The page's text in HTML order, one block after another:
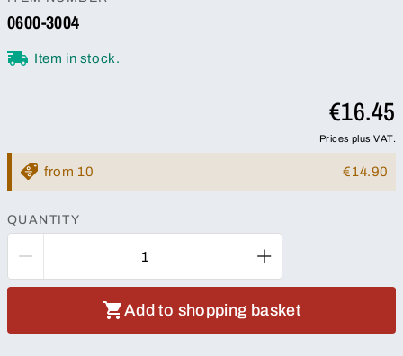
0600-3004
Item in stock.
€16.45
Prices plus VAT.
from 10 €14.90
QUANTITY
Add to shopping basket